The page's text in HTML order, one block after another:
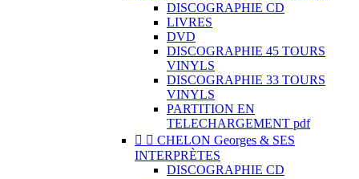
DISCOGRAPHIE CD
LIVRES
DVD
DISCOGRAPHIE 45 TOURS
VINYLS
DISCOGRAPHIE 33 TOURS
VINYLS
PARTITION EN
TELECHARGEMENT pdf
  CHELON Georges & SES
INTERPRÈTES
DISCOGRAPHIE CD